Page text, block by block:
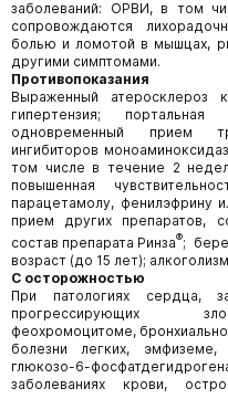
заболеваний: ОРВИ, в том
сопровождаются
болью и ломотой в мышцах,
другими симптомами.
Противопоказания
Выраженный атеросклероз
гипертензия;
одновременный прием
ингибиторов
том числе в течение 2
повышенная
парацетамолу, фенилэфрину
прием других препаратов,
состав препарата Ринза®;
возраст (до 15 лет);
С осторожностью
При патологиях сердца,
прогрессирующих
феохромоцитоме,
болезни легких,
глюкозо-6-
заболеваниях крови,